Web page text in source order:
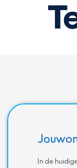
In de